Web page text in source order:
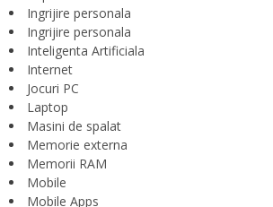
Ingrijire personala
Ingrijire personala
Inteligenta Artificiala
Internet
Jocuri PC
Laptop
Masini de spalat
Memorie externa
Memorii RAM
Mobile
Mobile Apps